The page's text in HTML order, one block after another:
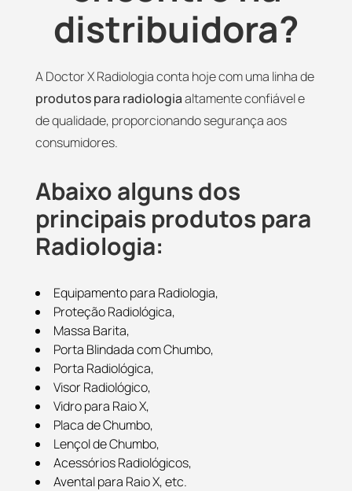
distribuidora?
A Doctor X Radiologia conta hoje com uma linha de
produtos para radiologiaaltamente confiável e
de qualidade, proporcionando segurança aos
consumidores.
Abaixo alguns dos
principais produtos para
Radiologia:
Equipamento para Radiologia,
Proteção Radiológica,
Massa Barita,
Porta Blindada com Chumbo,
Porta Radiológica,
Visor Radiológico,
Vidro para Raio X,
Placa de Chumbo,
Lençol de Chumbo,
Acessórios Radiológicos,
Avental para Raio X, etc.